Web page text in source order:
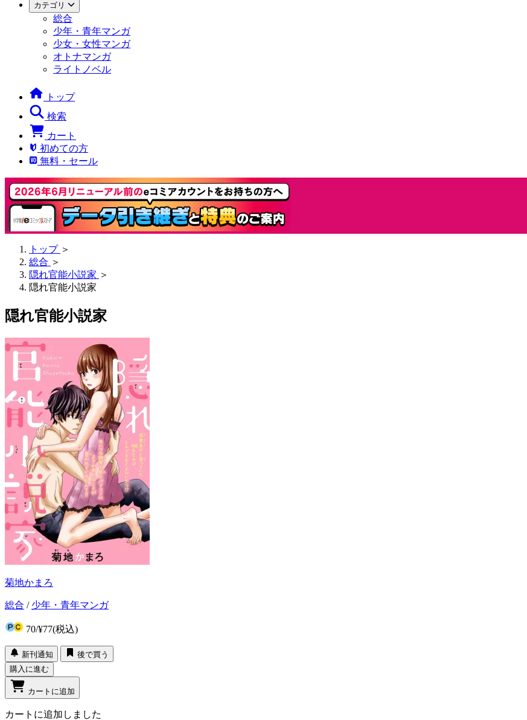
カテゴリ
総合
少年・青年マンガ
少女・女性マンガ
オトナマンガ
ライトノベル
トップ
検索
カート
初めての方
無料・セール
トップ ＞
総合 ＞
隠れ官能小説家 ＞
隠れ官能小説家
隠れ官能小説家
菊地かまろ
総合 / 少年・青年マンガ
70/¥77(税込)
新刊通知
後で買う
購入に進む
カートに追加
カートに追加しました